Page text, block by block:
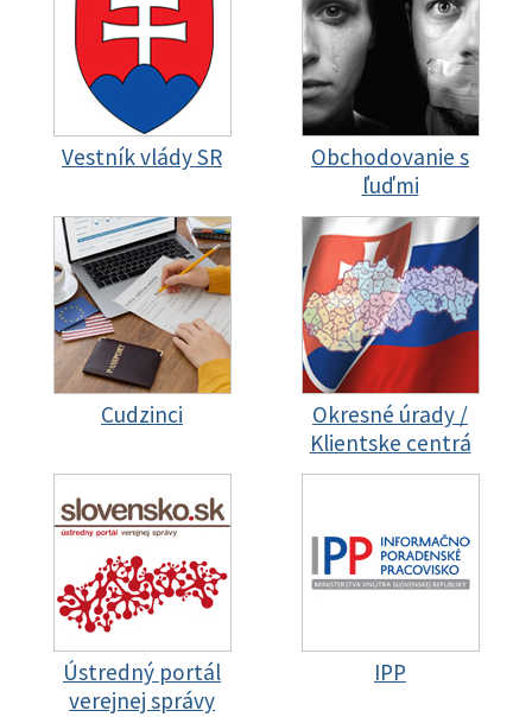
Vestník vlády SR
Obchodovanie s
ľuďmi
Cudzinci
Okresné úrady /
Klientske centrá
Ústredný portál
verejnej správy
IPP